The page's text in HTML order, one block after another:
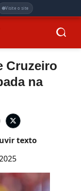
Visite o site
Cruzeiro
na
texto